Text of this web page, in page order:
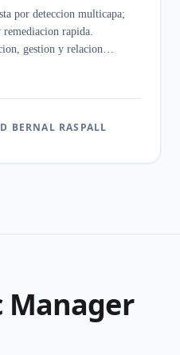
por deteccion multicapa;
rapida.
gestion y relacion
BERNAL RASPALL
Manager